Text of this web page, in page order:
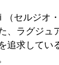
芸能関係
セルジオ
、ラグジュ
追求してい